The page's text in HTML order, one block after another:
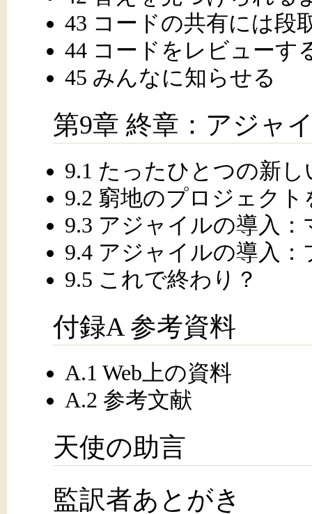
43 コードの共有には段
44 コードをレビューす
45 みんなに知らせる
第9章 終章：アジャ
9.1 たったひとつの新
9.2 窮地のプロジェクト
9.3 アジャイルの導入
9.4 アジャイルの導入
9.5 これで終わり？
付録A 参考資料
A.1 Web上の資料
A.2 参考文献
天使の助言
監訳者あとがき